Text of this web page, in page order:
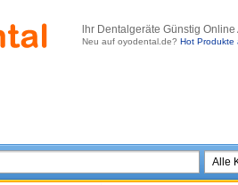
lhr Dentalgeräte Günstig
Neu auf oyodental.de? Hot Produkte